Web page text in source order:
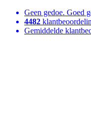
Geen gedoe. Goed
4482
Gemiddelde